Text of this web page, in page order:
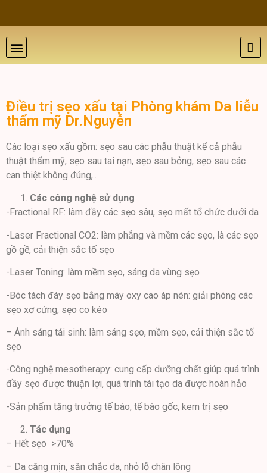
Điều trị sẹo xấu tại Phòng khám Da liễu
thẩm mỹ Dr.Nguyễn
Các loại sẹo xấu gồm: sẹo sau các phẫu thuật kể cả phẫu
thuật thẩm mỹ, sẹo sau tai nạn, sẹo sau bỏng, sẹo sau các
can thiệt không đúng,..
Các công nghệ sử dụng
-Fractional RF: làm đầy các sẹo sâu, sẹo mất tổ chức dưới da
-Laser Fractional CO2: làm phẳng và mềm các sẹo, là các sẹo
gồ gề, cải thiện sắc tố sẹo
-Laser Toning: làm mềm sẹo, sáng da vùng sẹo
-Bóc tách đáy sẹo bằng máy oxy cao áp nén: giải phóng các
sẹo xơ cứng, sẹo co kéo
– Ánh sáng tái sinh: làm sáng sẹo, mềm sẹo, cải thiện sắc tố
sẹo
-Công nghệ mesotherapy: cung cấp dưỡng chất giúp quá trình
đầy sẹo được thuận lợi, quá trình tái tạo da được hoàn hảo
-Sản phẩm tăng trưởng tế bào, tế bào gốc, kem trị sẹo
Tác dụng
– Hết sẹo >70%
– Da căng mịn, săn chắc da, nhỏ lỗ chân lông